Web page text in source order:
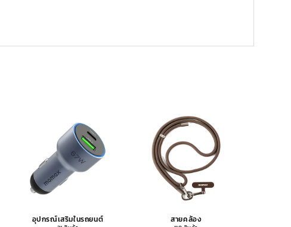
อุปกรณ์เสริมในรถยนต์ สายคล้อง